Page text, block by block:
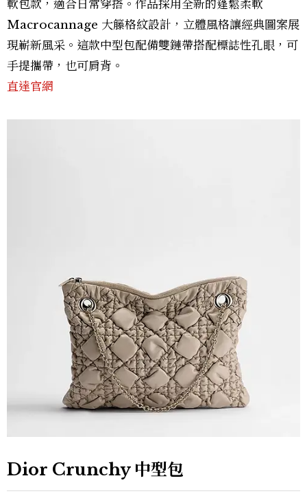
軟包款，適合日常穿搭。作品採用全新的蓬鬆柔軟
Macrocannage 大籐格紋設計，立體風格讓經典圖案展
現嶄新風采。這款中型包配備雙鏈帶搭配標誌性孔眼，可
手提攜帶，也可肩背。
直達官網
Dior Crunchy 中型包